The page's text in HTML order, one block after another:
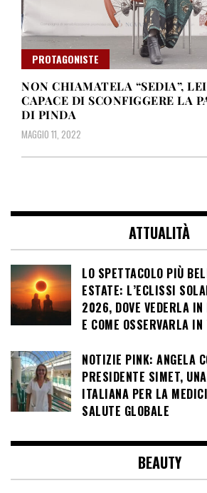
PROTAGONISTE
NON CHIAMATELA “SEDIA”,
CAPACE DI SCONFIGGERE LA
DI PINDA
MAGGIO 11, 2022
ATTUALITÀ
LO SPETTACOLO PIÙ
ESTATE: L’ECLISSI
2026, DOVE VEDERLA
E COME OSSERVARLA
NOTIZIE PINK: ANGELA
PRESIDENTE SIMET,
ITALIANA PER LA
SALUTE GLOBALE
BEAUTY